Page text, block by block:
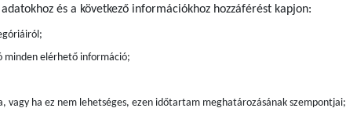
és a következő információkhoz hozzáférést kapjon:
minden elérhető információ;
ha ez nem lehetséges, ezen időtartam meghatározásának szempontjai;